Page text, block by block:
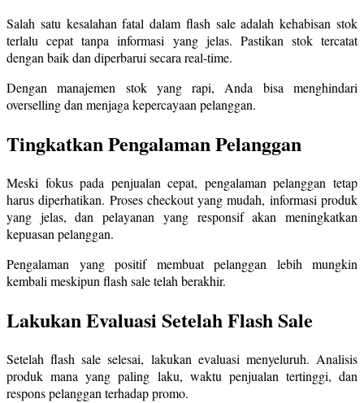
Salah satu kesalahan fatal dalam flash sale adalah kehabisan stok
terlalu cepat tanpa informasi yang jelas. Pastikan stok tercatat
dengan baik dan diperbarui secara real-time.
Dengan manajemen stok yang rapi, Anda bisa menghindari
overselling dan menjaga kepercayaan pelanggan.
Tingkatkan Pengalaman Pelanggan
Meski fokus pada penjualan cepat, pengalaman pelanggan tetap
harus diperhatikan. Proses checkout yang mudah, informasi produk
yang jelas, dan pelayanan yang responsif akan meningkatkan
kepuasan pelanggan.
Pengalaman yang positif membuat pelanggan lebih mungkin
kembali meskipun flash sale telah berakhir.
Lakukan Evaluasi Setelah Flash Sale
Setelah flash sale selesai, lakukan evaluasi menyeluruh. Analisis
produk mana yang paling laku, waktu penjualan tertinggi, dan
respons pelanggan terhadap promo.